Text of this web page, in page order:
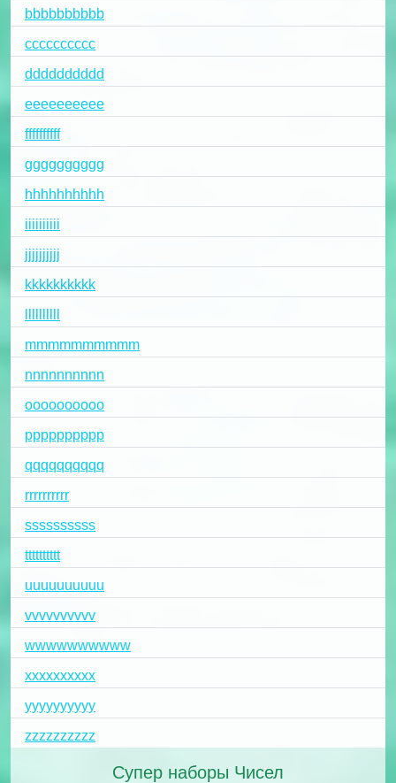
bbbbbbbbbb
cccccccccc
dddddddddd
eeeeeeeeee
ffffffffff
gggggggggg
hhhhhhhhhh
iiiiiiiiii
jjjjjjjjjj
kkkkkkkkkk
mmmmmmmmmm
nnnnnnnnnn
oooooooooo
pppppppppp
qqqqqqqqqq
rrrrrrrrrr
ssssssssss
tttttttttt
uuuuuuuuuu
vvvvvvvvvv
wwwwwwwwww
xxxxxxxxxx
yyyyyyyyyy
zzzzzzzzzz
Супер наборы Чисел